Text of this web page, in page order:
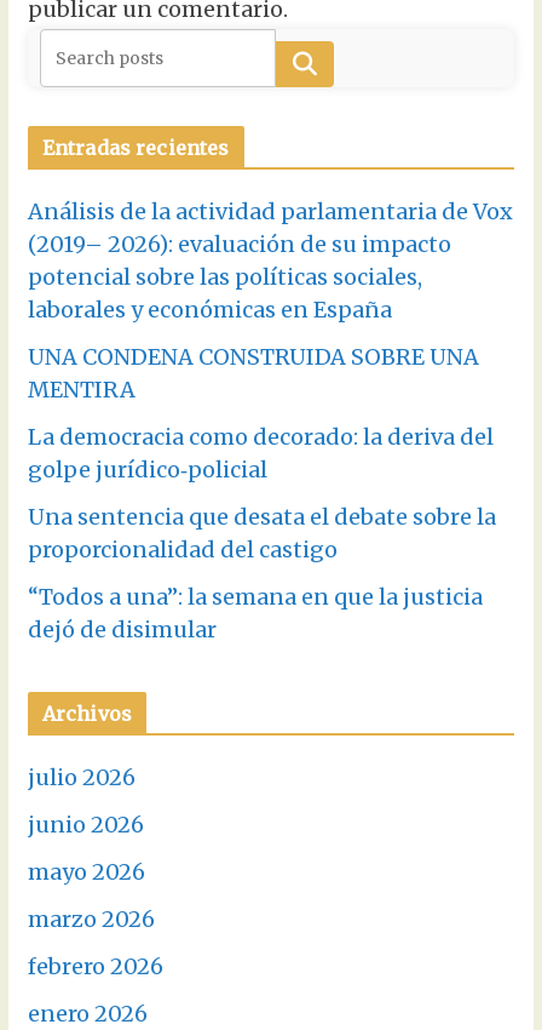
publicar un comentario.
Buscar
Entradas recientes
Análisis de la actividad parlamentaria de Vox
(2019– 2026): evaluación de su impacto
potencial sobre las políticas sociales,
laborales y económicas en España
UNA CONDENA CONSTRUIDA SOBRE UNA
MENTIRA
La democracia como decorado: la deriva del
golpe jurídico‑policial
Una sentencia que desata el debate sobre la
proporcionalidad del castigo
“Todos a una”: la semana en que la justicia
dejó de disimular
Archivos
julio 2026
junio 2026
mayo 2026
marzo 2026
febrero 2026
enero 2026